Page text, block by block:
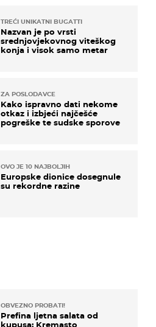
OBVEZNO PROBATI!
Prefina ljetna salata od
kupusa: Kremasto
TREĆI UNIKATNI BUGATTI
Nazvan je po vrsti
srednjovjekovnog viteškog
konja i visok samo metar
ZA POSLODAVCE
Kako ispravno dati nekome
otkaz i izbjeći najčešće
pogreške te sudske sporove
OVO JE 10 NAJBOLJIH
Europske dionice dosegnule
su rekordne razine